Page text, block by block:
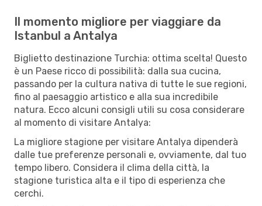
Il momento migliore per viaggiare da
Istanbul a Antalya
Biglietto destinazione Turchia: ottima scelta! Questo
è un Paese ricco di possibilità: dalla sua cucina,
passando per la cultura nativa di tutte le sue regioni,
fino al paesaggio artistico e alla sua incredibile
natura. Ecco alcuni consigli utili su cosa considerare
al momento di visitare Antalya:
La migliore stagione per visitare Antalya dipenderà
dalle tue preferenze personali e, ovviamente, dal tuo
tempo libero. Considera il clima della città, la
stagione turistica alta e il tipo di esperienza che
cerchi.